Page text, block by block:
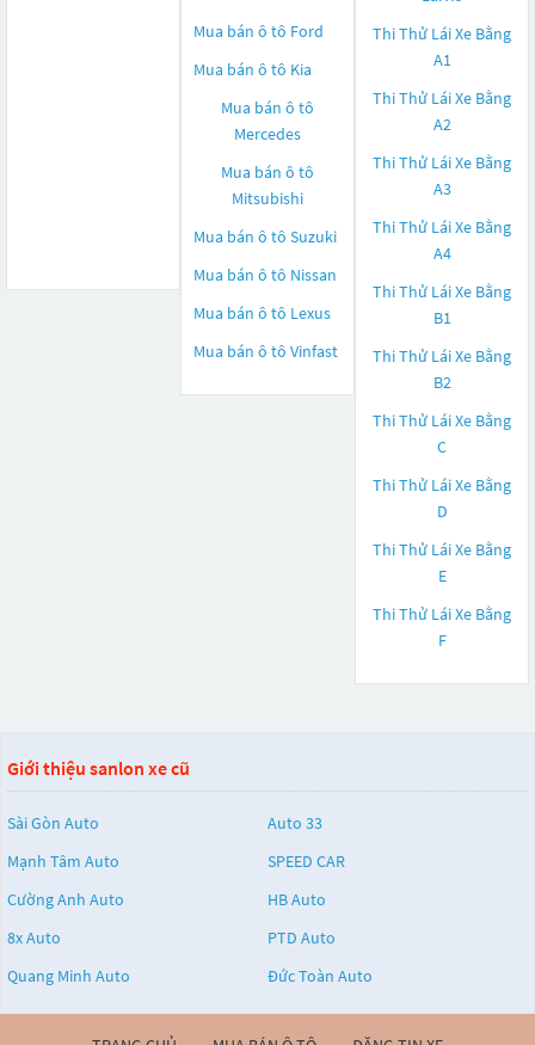
Mua bán ô tô Ford
Mua bán ô tô Kia
Mua bán ô tô
Mercedes
Mua bán ô tô
Mitsubishi
Mua bán ô tô Suzuki
Mua bán ô tô Nissan
Mua bán ô tô Lexus
Mua bán ô tô Vinfast
Thi Thử Lái Xe Bằng
A1
Thi Thử Lái Xe Bằng
A2
Thi Thử Lái Xe Bằng
A3
Thi Thử Lái Xe Bằng
A4
Thi Thử Lái Xe Bằng
B1
Thi Thử Lái Xe Bằng
B2
Thi Thử Lái Xe Bằng
C
Thi Thử Lái Xe Bằng
D
Thi Thử Lái Xe Bằng
E
Thi Thử Lái Xe Bằng
F
Giới thiệu sanlon xe cũ
Sài Gòn Auto
Auto 33
Mạnh Tâm Auto
SPEED CAR
Cường Anh Auto
HB Auto
8x Auto
PTD Auto
Quang Minh Auto
Đức Toàn Auto